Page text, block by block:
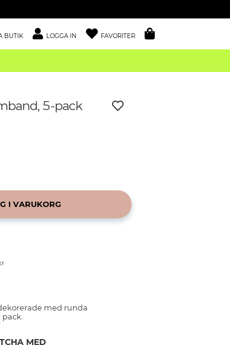
BUTIK LOGGA IN FAVORITER
5-pack
I VARUKORG
med runda
MED